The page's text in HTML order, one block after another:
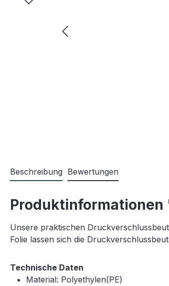
Beschreibung Bewertungen
Produktinformationen
Unsere praktischen
Folie lassen sich die
Technische Daten
Material: Polyethylen(PE)